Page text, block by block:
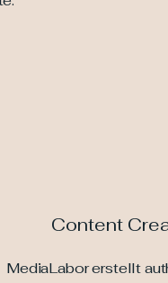
Content
MediaLabor erstellt